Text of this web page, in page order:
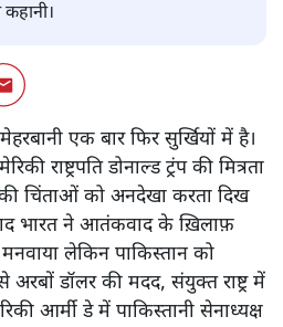
एक बार फिर सुर्खियों में है।
राष्ट्रपति डोनाल्ड ट्रंप की मित्रता
चिंताओं को अनदेखा करता दिख
भारत ने आतंकवाद के ख़िलाफ़
लेकिन पाकिस्तान को
से अरबों डॉलर की मदद, संयुक्त राष्ट्र में
आर्मी डे में पाकिस्तानी सेनाध्यक्ष